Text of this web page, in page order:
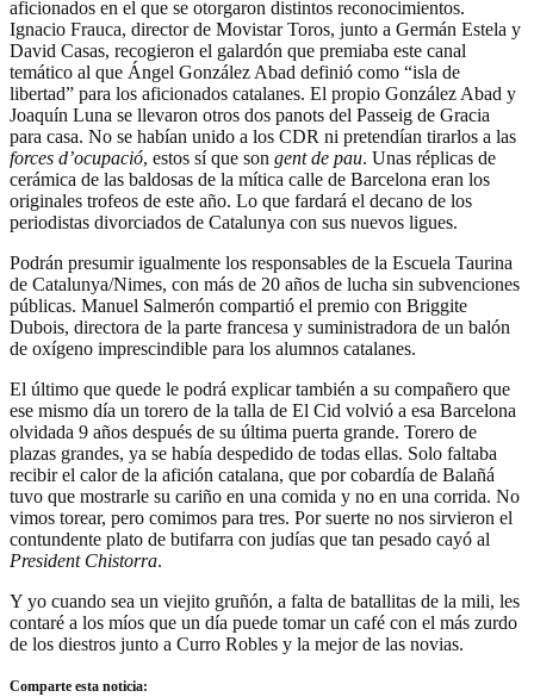
aficionados en el que se otorgaron distintos reconocimientos.
Ignacio Frauca, director de Movistar Toros, junto a Germán Estela y
David Casas, recogieron el galardón que premiaba este canal
temático al que Ángel González Abad definió como “isla de
libertad” para los aficionados catalanes. El propio González Abad y
Joaquín Luna se llevaron otros dos panots del Passeig de Gracia
para casa. No se habían unido a los CDR ni pretendían tirarlos a las
forces d’ocupació, estos sí que son gent de pau. Unas réplicas de
cerámica de las baldosas de la mítica calle de Barcelona eran los
originales trofeos de este año. Lo que fardará el decano de los
periodistas divorciados de Catalunya con sus nuevos ligues.
Podrán presumir igualmente los responsables de la Escuela Taurina
de Catalunya/Nimes, con más de 20 años de lucha sin subvenciones
públicas. Manuel Salmerón compartió el premio con Briggite
Dubois, directora de la parte francesa y suministradora de un balón
de oxígeno imprescindible para los alumnos catalanes.
El último que quede le podrá explicar también a su compañero que
ese mismo día un torero de la talla de El Cid volvió a esa Barcelona
olvidada 9 años después de su última puerta grande. Torero de
plazas grandes, ya se había despedido de todas ellas. Solo faltaba
recibir el calor de la afición catalana, que por cobardía de Balañá
tuvo que mostrarle su cariño en una comida y no en una corrida. No
vimos torear, pero comimos para tres. Por suerte no nos sirvieron el
contundente plato de butifarra con judías que tan pesado cayó al
President Chistorra.
Y yo cuando sea un viejito gruñón, a falta de batallitas de la mili, les
contaré a los míos que un día puede tomar un café con el más zurdo
de los diestros junto a Curro Robles y la mejor de las novias.
Comparte esta noticia: